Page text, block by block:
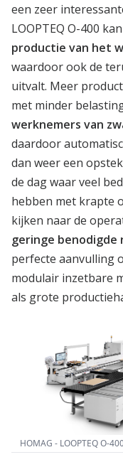
een zeer
LOOPTEQ O-400
productie van het
waardoor ook de
uitvalt. Meer
met minder
werknemers van
daardoor
dan weer een
de dag waar veel
hebben met krapte
kijken naar de
geringe benodigde
perfecte aanvulling
modulair inzetbare
als grote
HOMAG - LOOPTEQ O-